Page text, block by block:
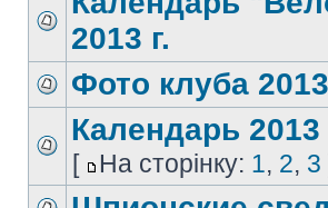
2013 г.
Фото клуба
Календарь 2013
[ На сторінку: 1, 2, 3